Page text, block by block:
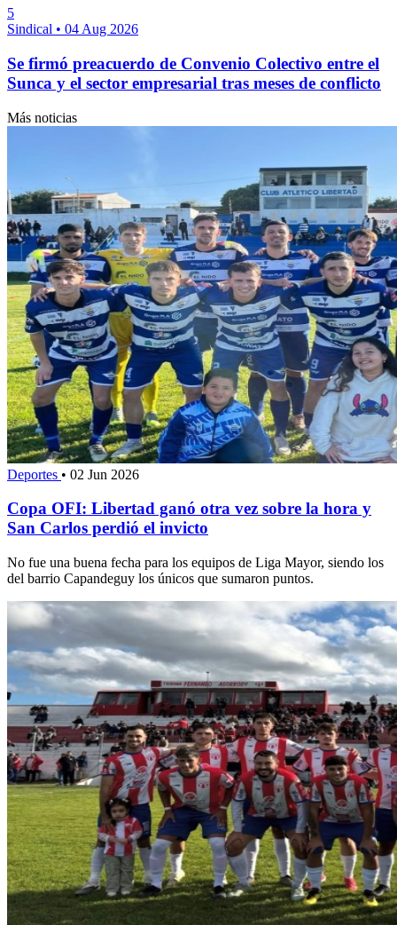
5
Sindical • 04 Aug 2026
Se firmó preacuerdo de Convenio Colectivo entre el
Sunca y el sector empresarial tras meses de conflicto
Más noticias
Deportes • 02 Jun 2026
Copa OFI: Libertad ganó otra vez sobre la hora y
San Carlos perdió el invicto
No fue una buena fecha para los equipos de Liga Mayor, siendo los
del barrio Capandeguy los únicos que sumaron puntos.